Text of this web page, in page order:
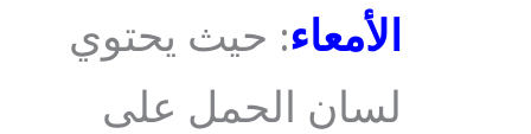
الأمعاء: حيث يحتوي
لسان الحمل على